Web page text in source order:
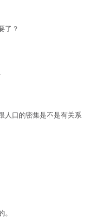
了？
人口的密集是不是有关系
。